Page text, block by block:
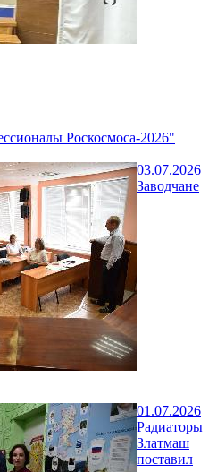
Роскосмоса-2026"
03.07.2026
Заводчане
01.07.2026
Радиаторы
Златмаш
поставил